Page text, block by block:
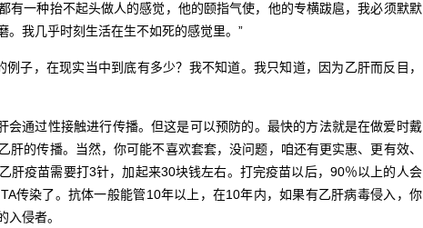
有一种抬不起头做人的感觉，他的颐指气使，他的专横跋扈，我必须默默
。我几乎时刻生活在生不如死的感觉里。”
，在现实当中到底有多少？我不知道。我只知道，因为乙肝而反目，
通过性接触进行传播。但这是可以预防的。最快的方法就是在做爱时戴
肝的传播。当然，你可能不喜欢套套，没问题，咱还有更实惠、更有效、
肝疫苗需要打3针，加起来30块钱左右。打完疫苗以后，90％以上的人会
传染了。抗体一般能管10年以上，在10年内，如果有乙肝病毒侵入，你
入侵者。